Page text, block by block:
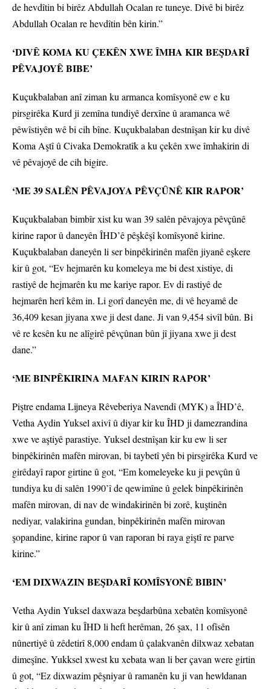
de hevdîtin bi birêz Abdullah Ocalan re tuneye. Divê bi birêz
Abdullah Ocalan re hevdîtin bên kirin.”
‘DIVÊ KOMA KU ÇEKÊN XWE ÎMHA KIR BEŞDARÎ
PÊVAJOYÊ BIBE’
Kuçukbalaban anî ziman ku armanca komîsyonê ew e ku
pirsgirêka Kurd ji zemîna tundiyê derxîne û aramanca wê
pêwîstiyên wê bi cih bîne. Kuçukbalaban destnîşan kir ku divê
Koma Aştî û Civaka Demokratîk a ku çekên xwe îmhakirin di
vê pêvajoyê de cih bigire.
‘ME 39 SALÊN PÊVAJOYA PÊVÇÛNÊ KIR RAPOR’
Kuçukbalaban bimbîr xist ku wan 39 salên pêvajoya pêvçûnê
kirine rapor û daneyên ÎHD’ê pêşkêşî komîsyonê kirine.
Kuçukbalaban daneyên li ser binpêkirinên mafên jiyanê eşkere
kir û got, “Ev hejmarên ku komeleya me bi dest xistiye, di
rastiyê de hejmarên ku me kariye rapor. Ev di rastiyê de
hejmarên herî kêm in. Li gorî daneyên me, di vê heyamê de
36,409 kesan jiyana xwe ji dest dane. Ji van 9,454 sivîl bûn. Bi
vê re kesên ku ne alîgirê pêvçûnan bûn jî jiyana xwe ji dest
dane.”
‘ME BINPÊKIRINA MAFAN KIRIN RAPOR’
Piştre endama Lijneya Rêveberiya Navendî (MYK) a ÎHD’ê,
Vetha Aydin Yuksel axivî û diyar kir ku ÎHD ji damezrandina
xwe ve aştiyê parastiye. Yuksel destnîşan kir ku ew li ser
binpêkirinên mafên mirovan, bi taybetî yên bi pirsgirêka Kurd ve
girêdayî rapor girtine û got, “Em komeleyeke ku ji pevçûn û
tundiya ku di salên 1990’î de qewimîne û gelek binpêkirinên
mafên mirovan, di nav de windakirinên bi zorê, kuştinên
nediyar, valakirina gundan, binpêkirinên mafên mirovan
şopandine, kirine rapor û van raporan bi raya giştî re parve
kirine.”
‘EM DIXWAZIN BEŞDARÎ KOMÎSYONÊ BIBIN’
Vetha Aydin Yuksel daxwaza beşdarbûna xebatên komîsyonê
kir û anî ziman ku ÎHD li heft herêman, 26 şax, 11 ofîsên
nûnertiyê û zêdetirî 8,000 endam û çalakvanên dilxwaz xebatan
dimeşîne. Yukksel xwest ku xebata wan li ber çavan were girtin
û got, “Ez dixwazim pêşniyar û ramanên ku ji van hewldanan